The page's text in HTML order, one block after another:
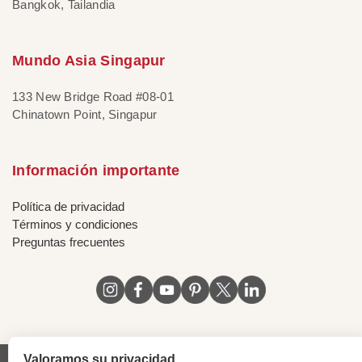
Bangkok, Tailandia
Mundo Asia Singapur
133 New Bridge Road #08-01
Chinatown Point, Singapur
Información importante
Política de privacidad
Términos y condiciones
Preguntas frecuentes
Valoramos su privacidad